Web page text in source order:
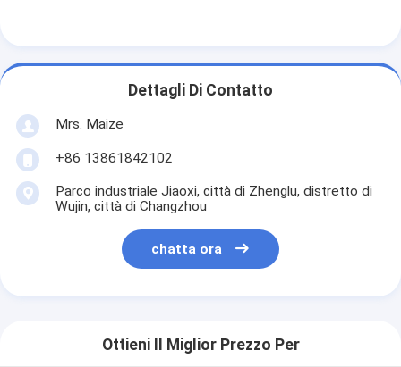
Dettagli Di Contatto
Mrs. Maize
+86 13861842102
Parco industriale Jiaoxi, città di Zhenglu, distretto di
Wujin, città di Changzhou
chatta ora
Ottieni Il Miglior Prezzo Per